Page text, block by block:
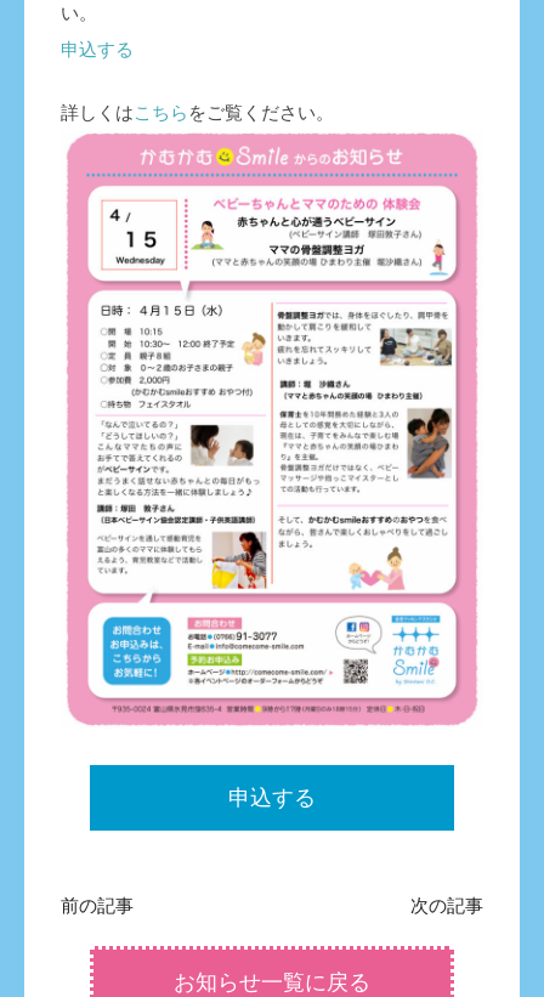
い。
申込する
詳しくはこちら をご覧ください。
申込する
前の記事 次の記事
お知らせ一覧に戻る